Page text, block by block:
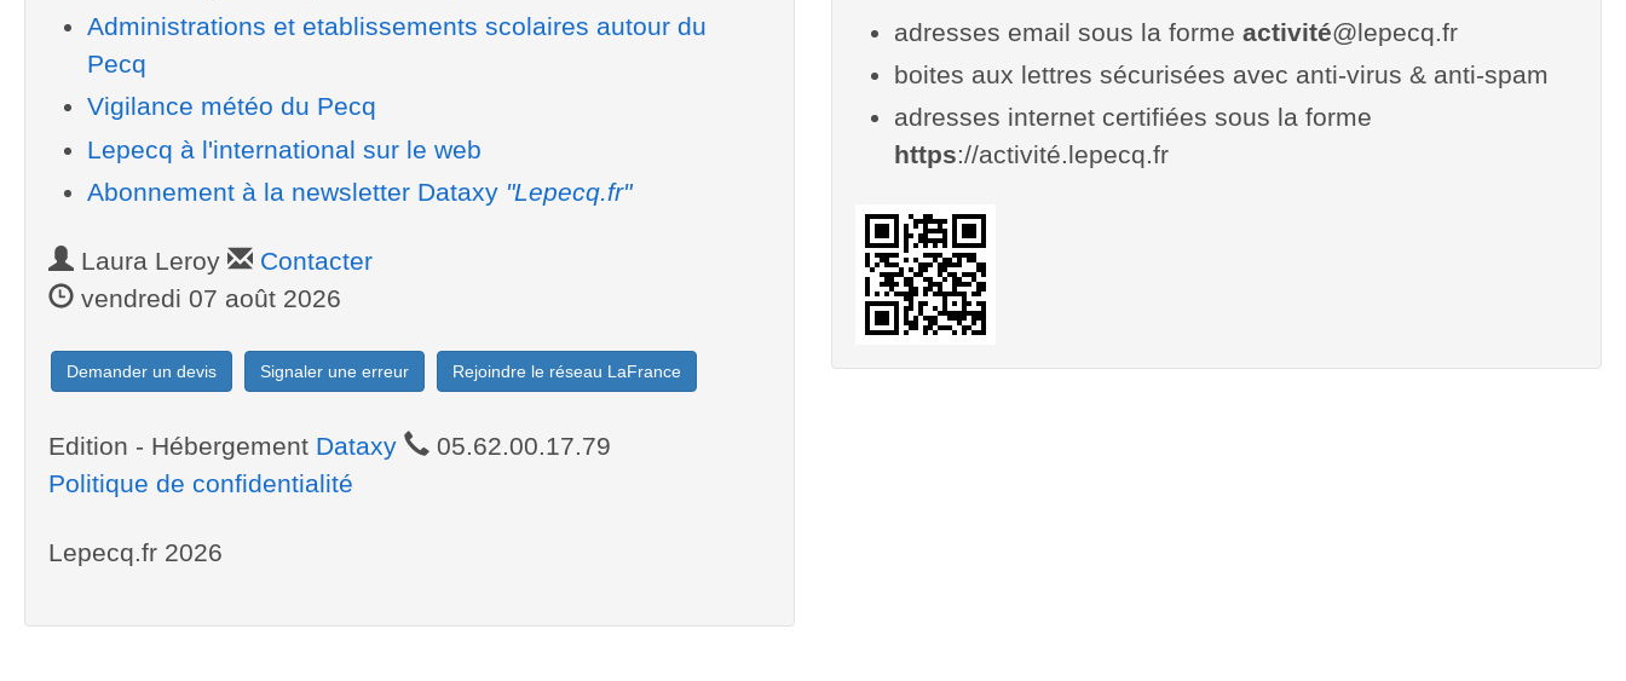
Administrations et etablissements scolaires autour du
Pecq
Vigilance météo du Pecq
Lepecq à l'international sur le web
Abonnement à la newsletter Dataxy "Lepecq.fr"
Laura Leroy
Contacter
vendredi 07 août 2026
Demander un devis Signaler une erreur Rejoindre le réseau LaFrance
Edition - Hébergement Dataxy
05.62.00.17.79
Politique de confidentialité
Lepecq.fr 2026
adresses email sous la forme activité@lepecq.fr
boites aux lettres sécurisées avec anti-virus & anti-spam
adresses internet certifiées sous la forme
https://activité.lepecq.fr